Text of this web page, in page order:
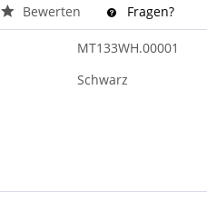
Bewerten Fragen?
MT133WH.00001
Schwarz